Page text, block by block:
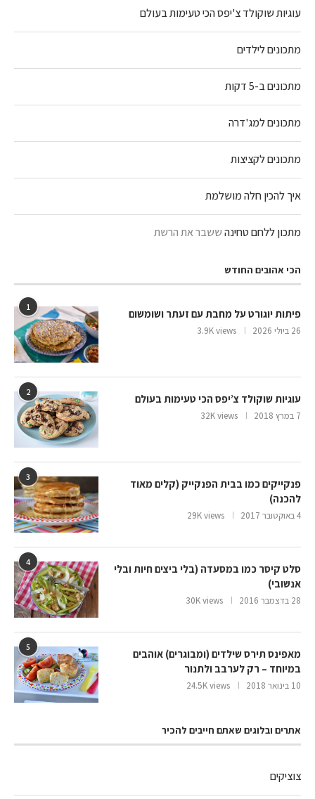
עוגיות שוקולד צ'יפס הכי טעימות בעולם
מתכונים לילדים
מתכונים ב-5 דקות
מתכונים למג'דרה
מתכונים לקציצות
איך להכין חלה מושלמת
מתכון ללחם טחינהששבר את הרשת
הכי אהובים החודש
1
פיתות יוגורט על מחבת עם זעתר ושומשום
26 ביולי 2026 3.9K views
2
עוגיות שוקולד צ’יפס הכי טעימות בעולם
7 במרץ 2018 32K views
3
פנקייקים כמו בבית הפנקייק (קלים מאוד
להכנה)
4 באוקטובר 2017 29K views
4
סלט קיסר כמו במסעדה (בלי ביצים חיות ובלי
אנשובי)
28 בדצמבר 2016 30K views
5
מאפינס תירס שילדים (ומבוגרים) אוהבים
במיוחד – רק לערבב ולתנור
10 בינואר 2018 24.5K views
אתרים ובלוגים שאתם חייבים להכיר
צוציקים